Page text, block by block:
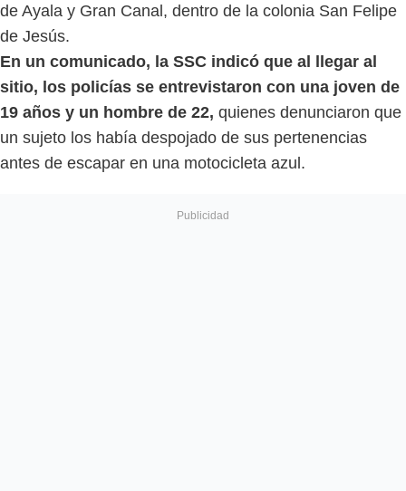
de Ayala y Gran Canal, dentro de la colonia San Felipe
de Jesús.
En un comunicado, la SSC indicó que al llegar al
sitio, los policías se entrevistaron con una joven de
19 años y un hombre de 22, quienes denunciaron que
un sujeto los había despojado de sus pertenencias
antes de escapar en una motocicleta azul.